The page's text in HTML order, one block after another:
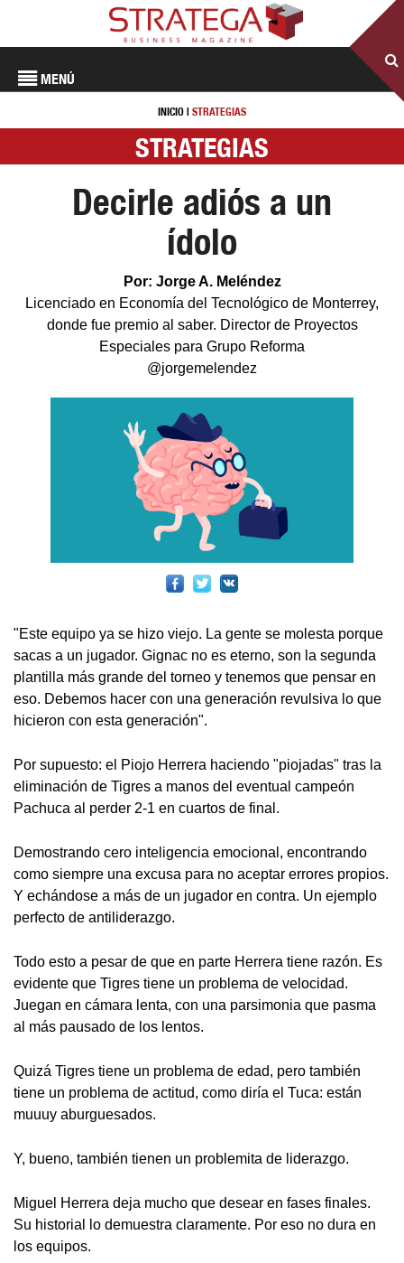
MENÚ
INICIO | STRATEGIAS
STRATEGIAS
Decirle adiós a un
ídolo
Por: Jorge A. Meléndez
Licenciado en Economía del Tecnológico de Monterrey,
donde fue premio al saber. Director de Proyectos
Especiales para Grupo Reforma
@jorgemelendez
"Este equipo ya se hizo viejo. La gente se molesta porque
sacas a un jugador. Gignac no es eterno, son la segunda
plantilla más grande del torneo y tenemos que pensar en
eso. Debemos hacer con una generación revulsiva lo que
hicieron con esta generación".
Por supuesto: el Piojo Herrera haciendo "piojadas" tras la
eliminación de Tigres a manos del eventual campeón
Pachuca al perder 2-1 en cuartos de final.
Demostrando cero inteligencia emocional, encontrando
como siempre una excusa para no aceptar errores propios.
Y echándose a más de un jugador en contra. Un ejemplo
perfecto de antiliderazgo.
Todo esto a pesar de que en parte Herrera tiene razón. Es
evidente que Tigres tiene un problema de velocidad.
Juegan en cámara lenta, con una parsimonia que pasma
al más pausado de los lentos.
Quizá Tigres tiene un problema de edad, pero también
tiene un problema de actitud, como diría el Tuca: están
muuuy aburguesados.
Y, bueno, también tienen un problemita de liderazgo.
Miguel Herrera deja mucho que desear en fases finales.
Su historial lo demuestra claramente. Por eso no dura en
los equipos.